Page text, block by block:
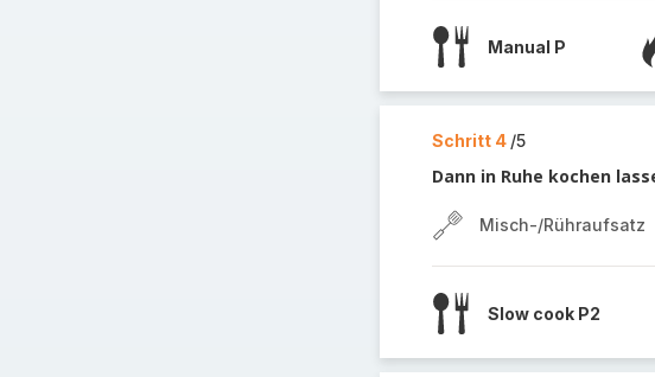
Manual P
Schritt 4 /5
Dann in Ruhe kochen
Misch-/Rühraufsatz
Slow cook P2